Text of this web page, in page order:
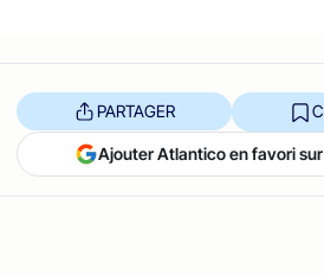
PARTAGER
Ajouter Atlantico en favori